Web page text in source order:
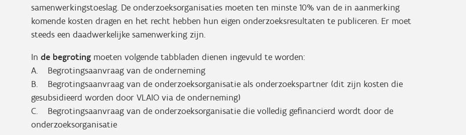
samenwerkingstoeslag. De onderzoeksorganisaties moeten ten minste 10% van de in aanmerking
komende kosten dragen en het recht hebben hun eigen onderzoeksresultaten te publiceren. Er moet
steeds een daadwerkelijke samenwerking zijn.
In de begroting moeten volgende tabbladen dienen ingevuld te worden:
A. Begrotingsaanvraag van de onderneming
B. Begrotingsaanvraag van de onderzoeksorganisatie als onderzoekspartner (dit zijn kosten die
gesubsidieerd worden door VLAIO via de onderneming)
C. Begrotingsaanvraag van de onderzoeksorganisatie die volledig gefinancierd wordt door de
onderzoeksorganisatie